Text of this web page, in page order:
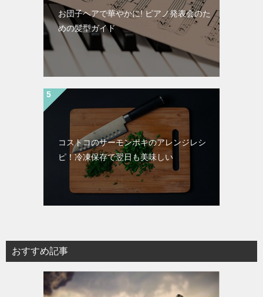
お団子ヘアで華やかに! ピアノ発表会のた
めの髪型ガイド
コストコのサーモンポキのアレンジレシ
ピ！冷凍保存で翌日も美味しい
おすすめ記事